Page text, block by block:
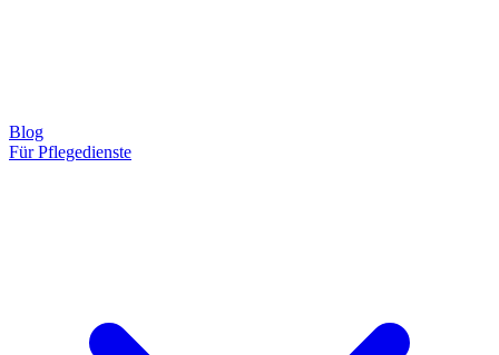
Blog
Für Pflegedienste